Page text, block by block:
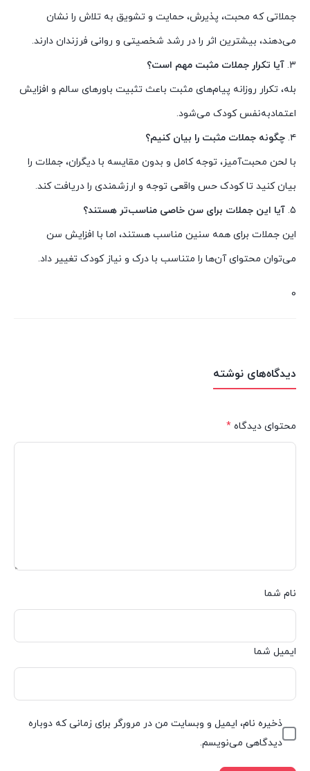
جملاتی که محبت، پذیرش، حمایت و تشویق به تلاش را نشان
می‌دهند، بیشترین اثر را در رشد شخصیتی و روانی فرزندان دارند.
۳. آیا تکرار جملات مثبت مهم است؟
بله، تکرار روزانه پیام‌های مثبت باعث تثبیت باورهای سالم و افزایش
اعتمادبه‌نفس کودک می‌شود.
۴. چگونه جملات مثبت را بیان کنیم؟
با لحن محبت‌آمیز، توجه کامل و بدون مقایسه با دیگران، جملات را
بیان کنید تا کودک حس واقعی توجه و ارزشمندی را دریافت کند.
۵. آیا این جملات برای سن خاصی مناسب‌تر هستند؟
این جملات برای همه سنین مناسب هستند، اما با افزایش سن
می‌توان محتوای آن‌ها را متناسب با درک و نیاز کودک تغییر داد.
0
دیدگاه‌های نوشته
محتوای دیدگاه *
نام شما
ایمیل شما
ذخیره نام، ایمیل و وبسایت من در مرورگر برای زمانی که دوباره
دیدگاهی می‌نویسم.